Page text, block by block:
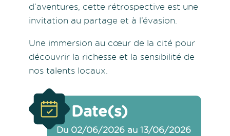
d’aventures, cette rétrospective est une
invitation au partage et à l’évasion.
Une immersion au cœur de la cité pour
découvrir la richesse et la sensibilité de
nos talents locaux.
Date(s)
Du 02/06/2026 au 13/06/2026